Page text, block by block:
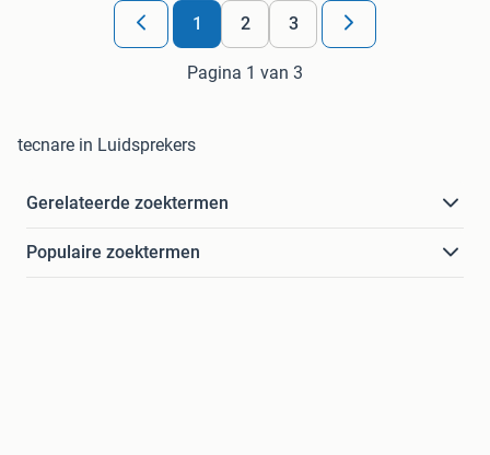
1 2 3
Pagina 1 van 3
tecnare in Luidsprekers
Gerelateerde zoektermen
Populaire zoektermen